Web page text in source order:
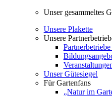
Unser gesammeltes
Unsere Plakette
Unsere
Unser Gütesiegel
Für Gartenfans
„Natur im